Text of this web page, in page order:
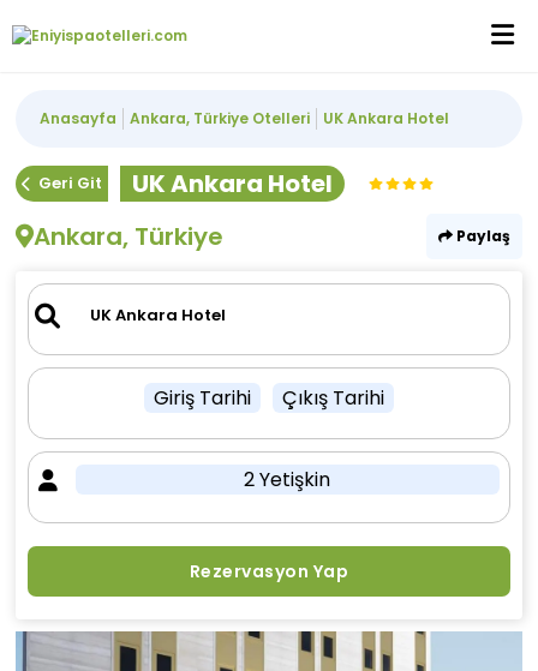
Anasayfa Ankara, Türkiye Otelleri UK Ankara Hotel
Geri Git
UK Ankara Hotel
Ankara, Türkiye
Paylaş
Giriş Tarihi Çıkış Tarihi
2 Yetişkin
Rezervasyon Yap